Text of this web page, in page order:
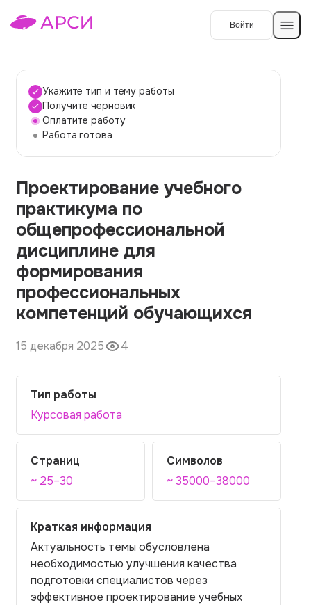
Войти
Темы работ
О сервисе
О компании
Наши гарантии
Порядок оплаты
Вопросы и ответы
Отзывы
Контакты
Укажите тип и тему работы
Получите черновик
Оплатите работу
Работа готова
Проектирование учебного
практикума по
общепрофессиональной
дисциплине для
формирования
профессиональных
компетенций обучающихся
15 декабря 2025 4
Тип работы
Курсовая работа
Страниц
~ 25–30
Символов
~ 35000–38000
Краткая информация
Актуальность темы обусловлена
необходимостью улучшения качества
подготовки специалистов через
эффективное проектирование учебных